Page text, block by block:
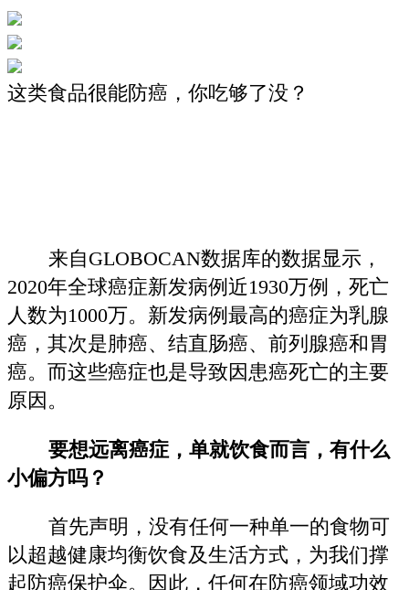
这类食品很能防癌，你吃够了没？
来自GLOBOCAN数据库的数据显示，
2020年全球癌症新发病例近1930万例，死亡
人数为1000万。新发病例最高的癌症为乳腺
癌，其次是肺癌、结直肠癌、前列腺癌和胃
癌。而这些癌症也是导致因患癌死亡的主要
原因。
要想远离癌症，单就饮食而言，有什么
小偏方吗？
首先声明，没有任何一种单一的食物可
以超越健康均衡饮食及生活方式，为我们撑
起防癌保护伞。因此，任何在防癌领域功效